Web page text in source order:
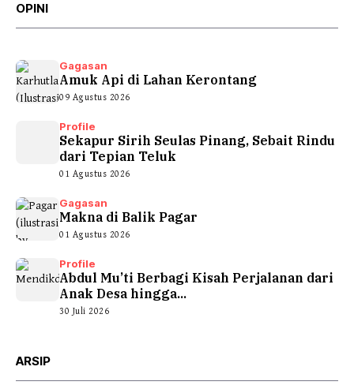
OPINI
Gagasan
Amuk Api di Lahan Kerontang
09 Agustus 2026
Profile
Sekapur Sirih Seulas Pinang, Sebait Rindu
dari Tepian Teluk
01 Agustus 2026
Gagasan
Makna di Balik Pagar
01 Agustus 2026
Profile
Abdul Mu’ti Berbagi Kisah Perjalanan dari
Anak Desa hingga...
30 Juli 2026
ARSIP